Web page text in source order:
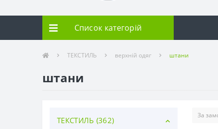
Список категорій
ТЕКСТИЛЬ верхній одяг штани
штани
ТЕКСТИЛЬ (362)